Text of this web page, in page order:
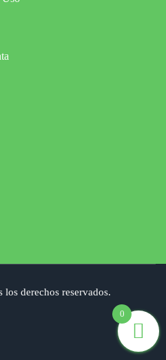
los derechos reservados.
0